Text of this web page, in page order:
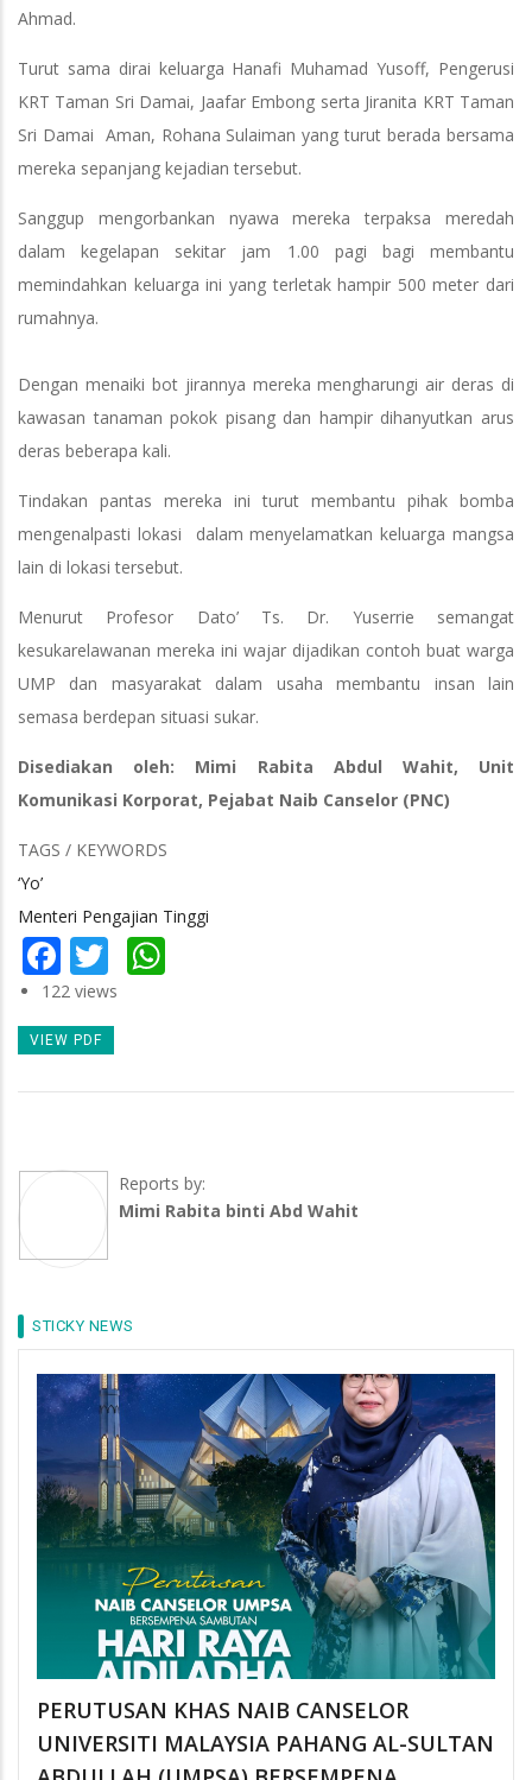
Ahmad.
Turut sama dirai keluarga Hanafi Muhamad Yusoff, Pengerusi
KRT Taman Sri Damai, Jaafar Embong serta Jiranita KRT Taman
Sri Damai Aman, Rohana Sulaiman yang turut berada bersama
mereka sepanjang kejadian tersebut.
Sanggup mengorbankan nyawa mereka terpaksa meredah
dalam kegelapan sekitar jam 1.00 pagi bagi membantu
memindahkan keluarga ini yang terletak hampir 500 meter dari
rumahnya.
Dengan menaiki bot jirannya mereka mengharungi air deras di
kawasan tanaman pokok pisang dan hampir dihanyutkan arus
deras beberapa kali.
Tindakan pantas mereka ini turut membantu pihak bomba
mengenalpasti lokasi dalam menyelamatkan keluarga mangsa
lain di lokasi tersebut.
Menurut Profesor Dato’ Ts. Dr. Yuserrie semangat
kesukarelawanan mereka ini wajar dijadikan contoh buat warga
UMP dan masyarakat dalam usaha membantu insan lain
semasa berdepan situasi sukar.
Disediakan oleh: Mimi Rabita Abdul Wahit, Unit
Komunikasi Korporat, Pejabat Naib Canselor (PNC)
TAGS / KEYWORDS
‘Yo’
Menteri Pengajian Tinggi
Facebook
Twitter
122 views
VIEW PDF
Reports by:
Mimi Rabita binti Abd Wahit
STICKY NEWS
PERUTUSAN KHAS NAIB CANSELOR
UNIVERSITI MALAYSIA PAHANG AL-SULTAN